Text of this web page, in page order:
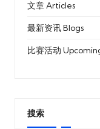
文章 Articles
最新资讯 Blogs
比赛活动
搜索